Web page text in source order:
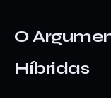
O
Híbridas